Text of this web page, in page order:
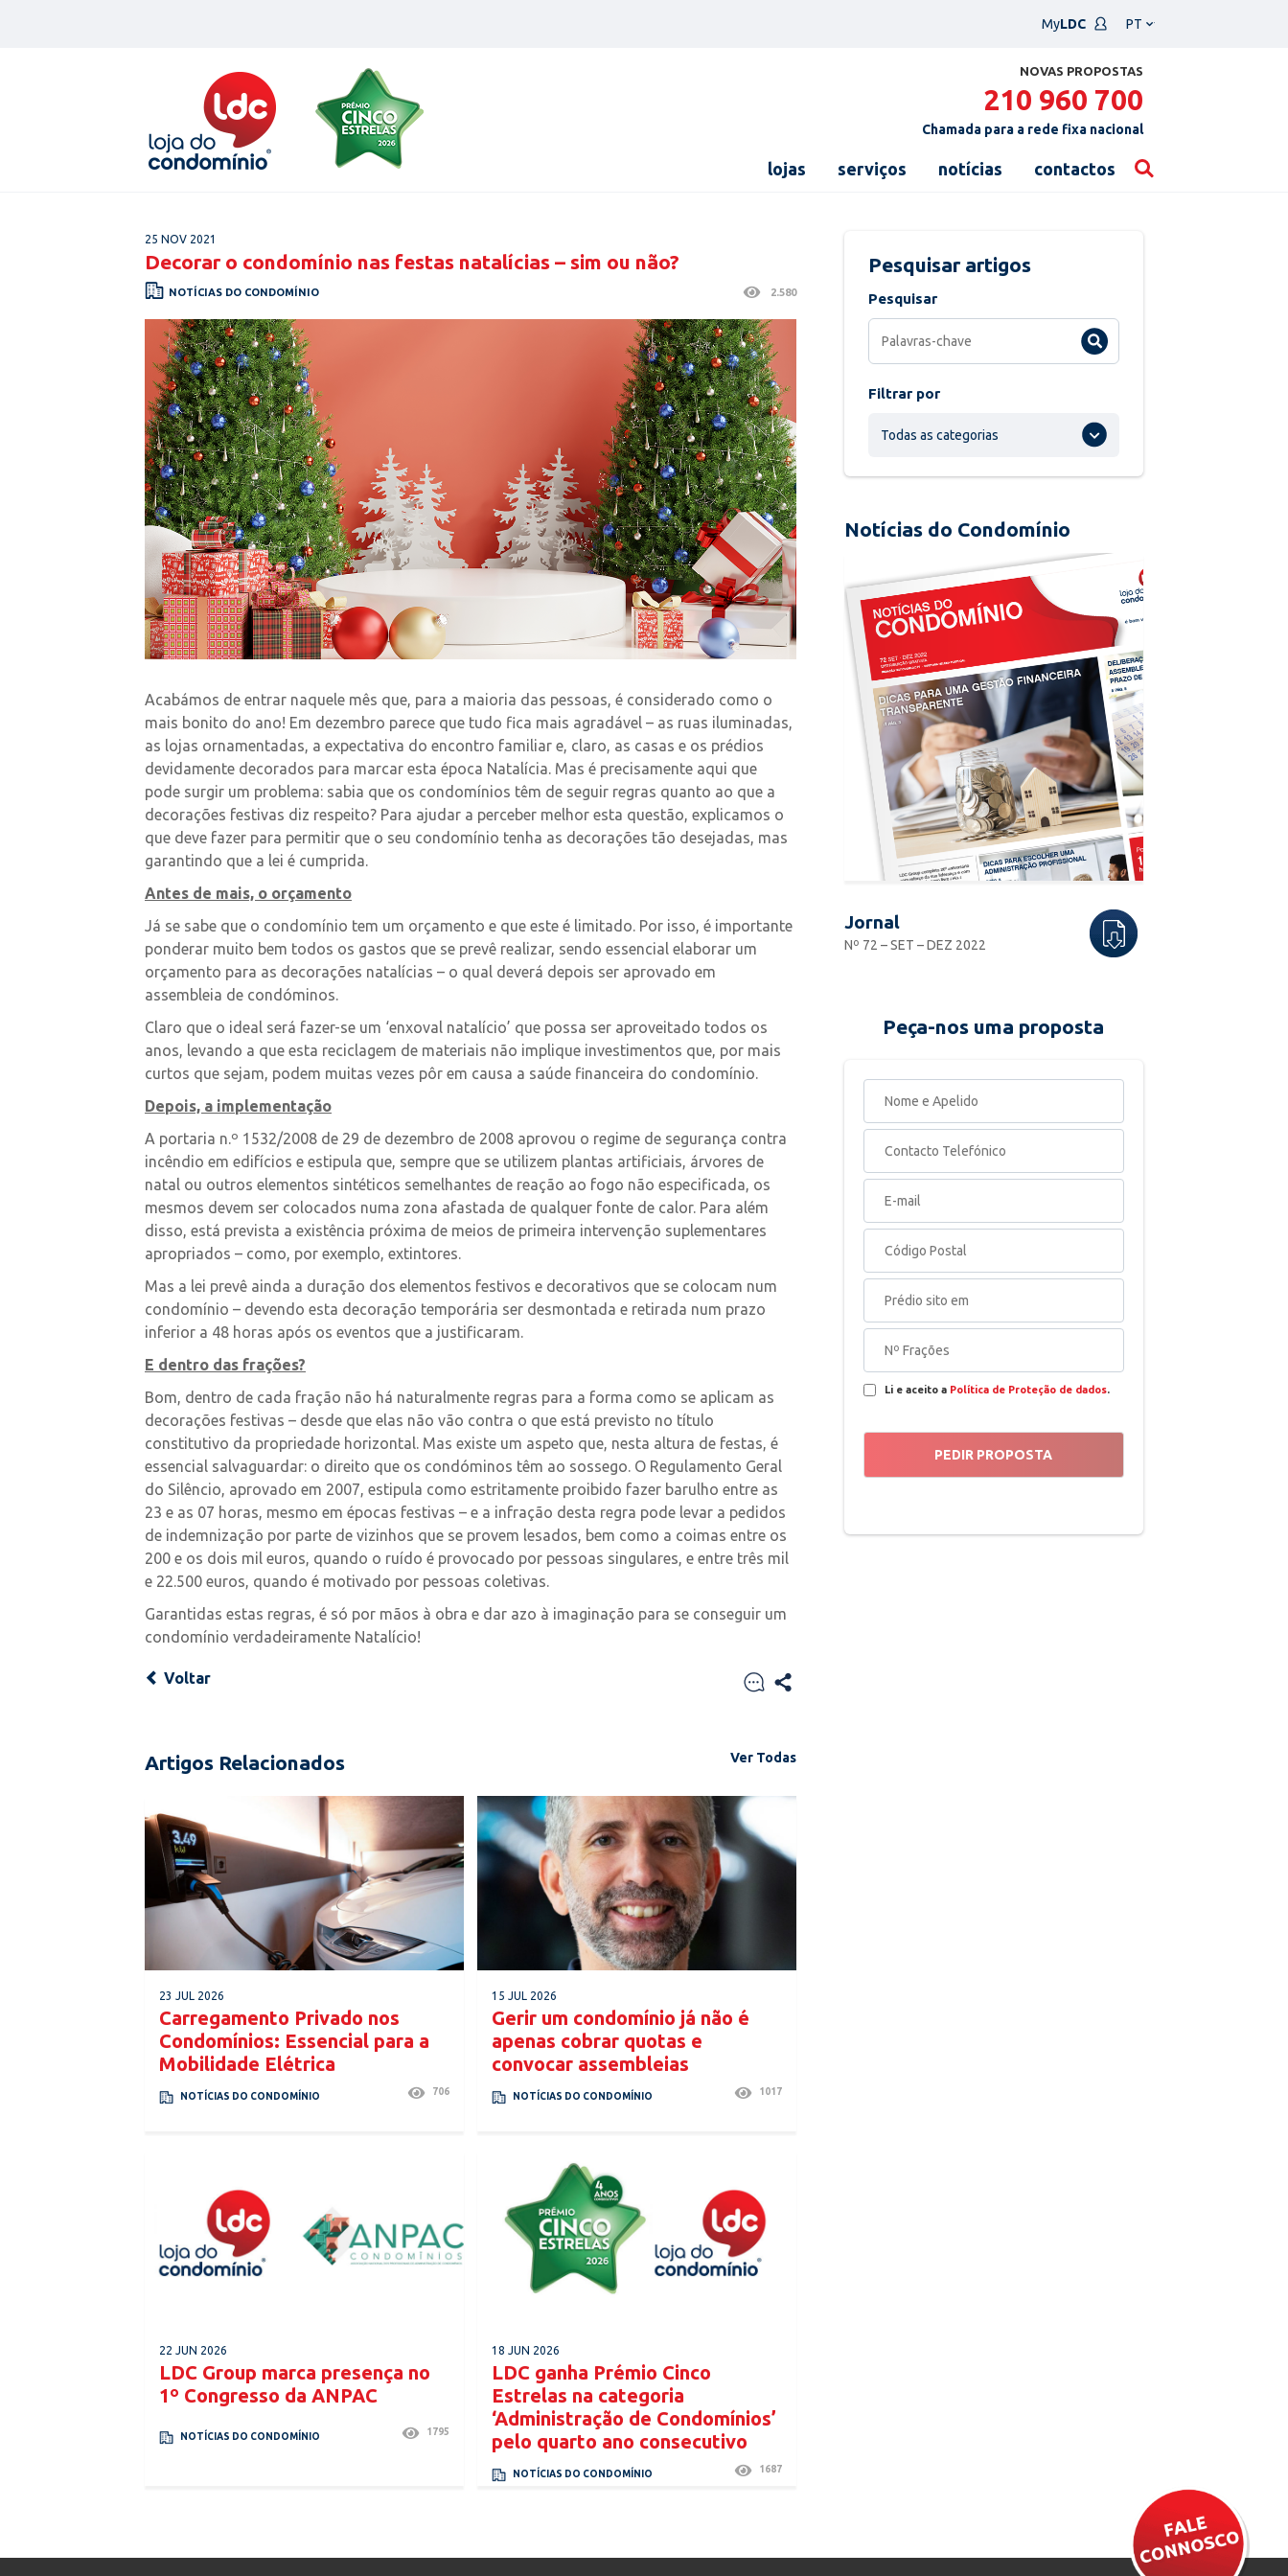
MyLDC
um
NOVAS PROPOSTAS
210 960 700
Chamada para a rede fixa nacional
lojas serviços notícias contactos
25 NOV 2021
Decorar o condomínio nas festas natalícias – sim ou não?
NOTÍCIAS DO CONDOMÍNIO 2.580
Acabámos de entrar naquele mês que, para a maioria das pessoas, é considerado como o
mais bonito do ano! Em dezembro parece que tudo fica mais agradável – as ruas iluminadas,
as lojas ornamentadas, a expectativa do encontro familiar e, claro, as casas e os prédios
devidamente decorados para marcar esta época Natalícia. Mas é precisamente aqui que
pode surgir um problema: sabia que os condomínios têm de seguir regras quanto ao que a
decorações festivas diz respeito? Para ajudar a perceber melhor esta questão, explicamos o
que deve fazer para permitir que o seu condomínio tenha as decorações tão desejadas, mas
garantindo que a lei é cumprida.
Antes de mais, o orçamento
Já se sabe que o condomínio tem um orçamento e que este é limitado. Por isso, é importante
ponderar muito bem todos os gastos que se prevê realizar, sendo essencial elaborar um
orçamento para as decorações natalícias – o qual deverá depois ser aprovado em
assembleia de condóminos.
Claro que o ideal será fazer-se um ‘enxoval natalício’ que possa ser aproveitado todos os
anos, levando a que esta reciclagem de materiais não implique investimentos que, por mais
curtos que sejam, podem muitas vezes pôr em causa a saúde financeira do condomínio.
Depois, a implementação
A portaria n.º 1532/2008 de 29 de dezembro de 2008 aprovou o regime de segurança contra
incêndio em edifícios e estipula que, sempre que se utilizem plantas artificiais, árvores de
natal ou outros elementos sintéticos semelhantes de reação ao fogo não especificada, os
mesmos devem ser colocados numa zona afastada de qualquer fonte de calor. Para além
disso, está prevista a existência próxima de meios de primeira intervenção suplementares
apropriados – como, por exemplo, extintores.
Mas a lei prevê ainda a duração dos elementos festivos e decorativos que se colocam num
condomínio – devendo esta decoração temporária ser desmontada e retirada num prazo
inferior a 48 horas após os eventos que a justificaram.
E dentro das frações?
Bom, dentro de cada fração não há naturalmente regras para a forma como se aplicam as
decorações festivas – desde que elas não vão contra o que está previsto no título
constitutivo da propriedade horizontal. Mas existe um aspeto que, nesta altura de festas, é
essencial salvaguardar: o direito que os condóminos têm ao sossego. O Regulamento Geral
do Silêncio, aprovado em 2007, estipula como estritamente proibido fazer barulho entre as
23 e as 07 horas, mesmo em épocas festivas – e a infração desta regra pode levar a pedidos
de indemnização por parte de vizinhos que se provem lesados, bem como a coimas entre os
200 e os dois mil euros, quando o ruído é provocado por pessoas singulares, e entre três mil
e 22.500 euros, quando é motivado por pessoas coletivas.
Garantidas estas regras, é só por mãos à obra e dar azo à imaginação para se conseguir um
condomínio verdadeiramente Natalício!
Voltar
Artigos Relacionados Ver Todas
23 JUL 2026
Carregamento Privado nos
Condomínios: Essencial para a
Mobilidade Elétrica
NOTÍCIAS DO CONDOMÍNIO 706
15 JUL 2026
Gerir um condomínio já não é
apenas cobrar quotas e
convocar assembleias
NOTÍCIAS DO CONDOMÍNIO 1017
22 JUN 2026
LDC Group marca presença no
1º Congresso da ANPAC
NOTÍCIAS DO CONDOMÍNIO 1795
18 JUN 2026
LDC ganha Prémio Cinco
Estrelas na categoria
‘Administração de Condomínios’
pelo quarto ano consecutivo
NOTÍCIAS DO CONDOMÍNIO 1687
Pesquisar artigos
Pesquisar
Filtrar por
Todas as categorias
Notícias do Condomínio
Jornal
Nº 72 – SET – DEZ 2022
Peça-nos uma proposta
Li e aceito a Política de Proteção de dados.